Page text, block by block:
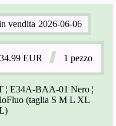
vendita 2026-06-06
34.99 EUR 1 pezzo
¦ E34A-BAA-01 Nero ¦
(taglia S M L XL